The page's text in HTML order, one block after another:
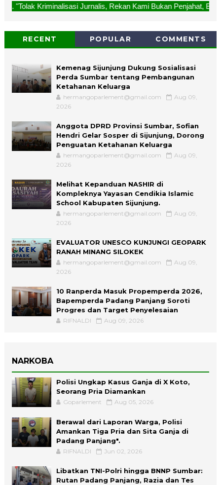
Jurnalis, Rekan Kami Bukan Penjahat, Bukan Ditangkap.
RECENT POPULAR COMMENTS
Kemenag Sijunjung Dukung Sosialisasi
Perda Sumbar tentang Pembangunan
Ketahanan Keluarga
hermangoparlement@gmail.com
Aug 09,
2026
Anggota DPRD Provinsi Sumbar, Sofian
Hendri Gelar Sosper di Sijunjung, Dorong
Penguatan Ketahanan Keluarga
hermangoparlement@gmail.com
Aug 09,
2026
Melihat Kepanduan NASHIR di
Kompleknya Yayasan Cendikia Islamic
School Kabupaten Sijunjung.
hermangoparlement@gmail.com
Aug 09,
2026
EVALUATOR UNESCO KUNJUNGI GEOPARK
RANAH MINANG SILOKEK
hermangoparlement@gmail.com
Aug 09,
2026
10 Ranperda Masuk Propemperda 2026,
Bapemperda Padang Panjang Soroti
Progres dan Target Penyelesaian
RIFNALDI Aug 09, 2026
NARKOBA
Polisi Ungkap Kasus Ganja di X Koto,
Seorang Pria Diamankan
Goparlement Aug 05, 2026
Berawal dari Laporan Warga, Polisi
Amankan Tiga Pria dan Sita Ganja di
Padang Panjang".
RIFNALDI Jun 02, 2026
Libatkan TNI-Polri hingga BNNP Sumbar:
Rutan Padang Panjang, Razia dan Tes